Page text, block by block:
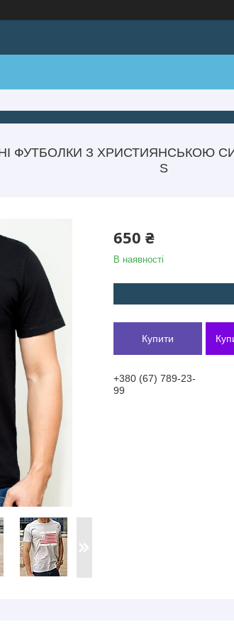
ФУТБОЛКИ З ХРИСТИЯНСЬКОЮ
S
650 ₴
В наявності
Купити
+380 (67) 789-23-
99